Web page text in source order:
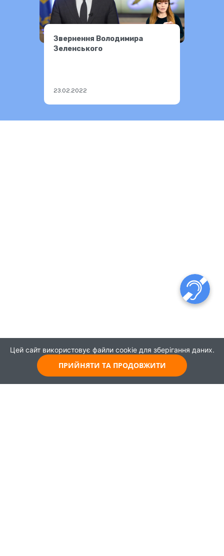
Звернення Володимира
Зеленського
23.02.2022
Цей сайт використовує файли cookie для зберігання даних.
ПРИЙНЯТИ ТА ПРОДОВЖИТИ